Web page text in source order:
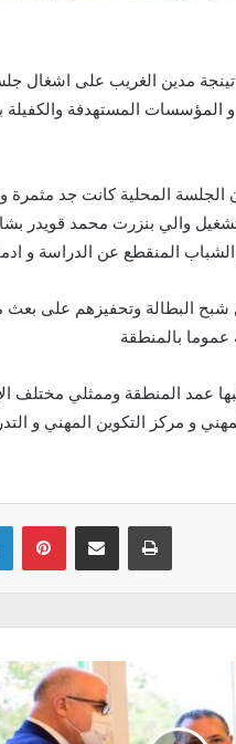
مدين الغريب على اشغال
و المؤسسات المستهدفة
الجلسة المحلية كانت جد
والي بنزرت محمد قويدر
المنقطع عن الدراسة و
شبح البطالة وتحفيزهم على بعث
عموما بالمنطقة
عمد المنطقة وممثلي مختلف
و مركز التكوين المهني و
Linkedin Pinterest Partager par email Imprimer